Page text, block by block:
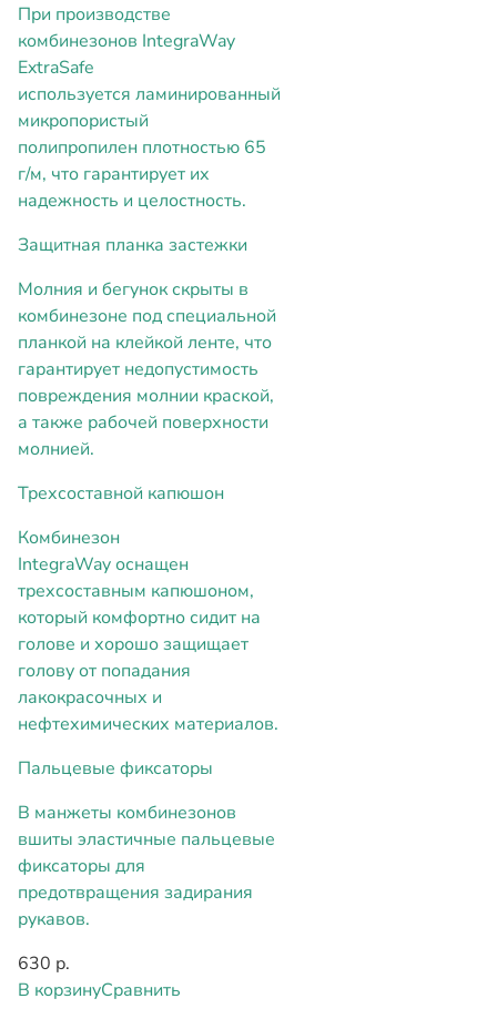
При производстве
комбинезонов IntegraWay
ExtraSafe
используется ламинированный
микропористый
полипропилен плотностью 65
г/м, что гарантирует их
надежность и целостность.
Защитная планка застежки
Молния и бегунок скрыты в
комбинезоне под специальной
планкой на клейкой ленте, что
гарантирует недопустимость
повреждения молнии краской,
а также рабочей поверхности
молнией.
Трехсоставной капюшон
Комбинезон
IntegraWay оснащен
трехсоставным капюшоном,
который комфортно сидит на
голове и хорошо защищает
голову от попадания
лакокрасочных и
нефтехимических материалов.
Пальцевые фиксаторы
В манжеты комбинезонов
вшиты эластичные пальцевые
фиксаторы для
предотвращения задирания
рукавов.
630 р.
В корзинуСравнить